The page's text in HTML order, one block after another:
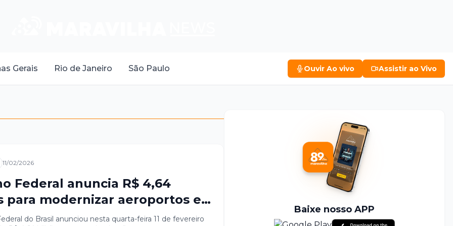
Gerais Rio de Janeiro São Paulo Ouvir Ao vivo Assistir ao Vivo
11/02/2026
Federal anuncia R$ 4,64
para modernizar aeroportos e
capacidade em Uberlândia e
do Brasil anunciou nesta quarta-feira 11 de fevereiro
Baixe nosso APP